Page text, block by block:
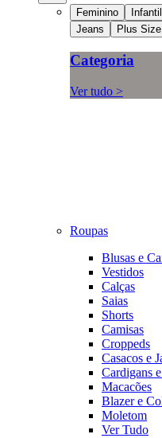
Feminino Infantil
Jeans
Plus Size
Categoria
Ver tudo >
Roupas
Blusas e
Vestidos
Calças
Saias
Shorts
Camisas
Croppeds
Casacos e
Cardigans
Macacões
Blazer e
Moletom
Ver Tudo